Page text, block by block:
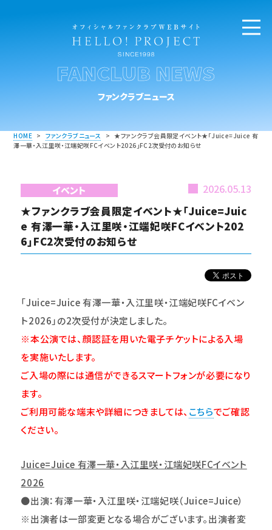
FANCLUB NEWS
ファンクラブニュース
HOME > ファンクラブニュース > ★ファンクラブ会員限定イベント★「Juice=Juice 有
澤一華・入江里咲・江端妃咲FCイベント2026」FC2次受付のお知らせ
イベント 2026.05.13
★ファンクラブ会員限定イベント★「Juice=Juic
e 有澤一華・入江里咲・江端妃咲FCイベント202
6」FC2次受付のお知らせ
「Juice=Juice 有澤一華・入江里咲・江端妃咲FCイベン
ト2026」の2次受付が決定しました。
※本公演では、顔認証を用いた電子チケットによる入場
を実施いたします。
ご入場の際には通信ができるスマートフォンが必要になり
ます。
ご利用可能な端末や詳細につきましては、 こちらでご確認
ください。
Juice=Juice 有澤一華・入江里咲・江端妃咲FCイベント
2026
●出演：有澤一華・入江里咲・江端妃咲（Juice=Juice）
※出演者は一部変更となる場合がございます。出演者変